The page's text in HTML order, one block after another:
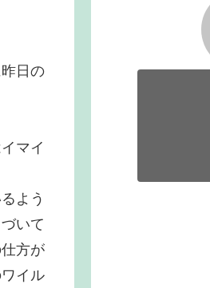
日の
マイ
よう
いて
方が
イル